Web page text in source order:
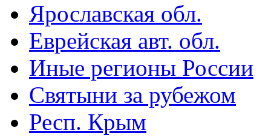
Ярославская обл.
Еврейская авт. обл.
Иные регионы России
Святыни за рубежом
Респ. Крым